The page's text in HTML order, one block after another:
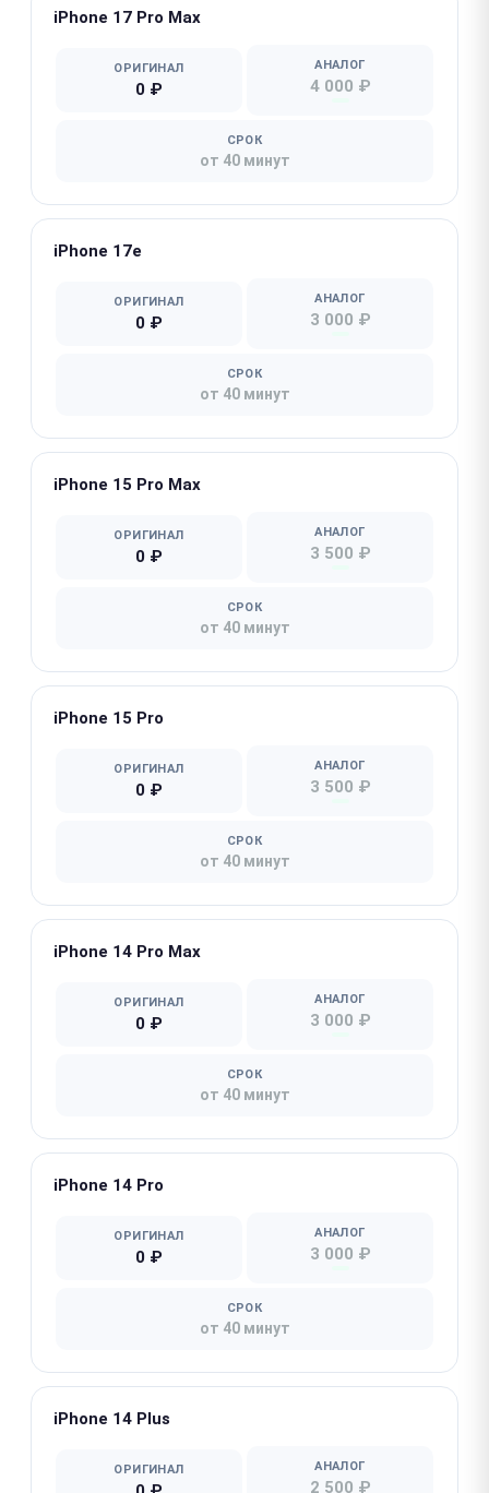
iPhone 17 Pro Max
ОРИГИНАЛ
0 ₽
АНАЛОГ
4 000 ₽
СРОК
от 40 минут
iPhone 17e
ОРИГИНАЛ
0 ₽
АНАЛОГ
3 000 ₽
СРОК
от 40 минут
iPhone 15 Pro Max
ОРИГИНАЛ
0 ₽
АНАЛОГ
3 500 ₽
СРОК
от 40 минут
iPhone 15 Pro
ОРИГИНАЛ
0 ₽
АНАЛОГ
3 500 ₽
СРОК
от 40 минут
iPhone 14 Pro Max
ОРИГИНАЛ
0 ₽
АНАЛОГ
3 000 ₽
СРОК
от 40 минут
iPhone 14 Pro
ОРИГИНАЛ
0 ₽
АНАЛОГ
3 000 ₽
СРОК
от 40 минут
iPhone 14 Plus
ОРИГИНАЛ АНАЛОГ
2 500 ₽